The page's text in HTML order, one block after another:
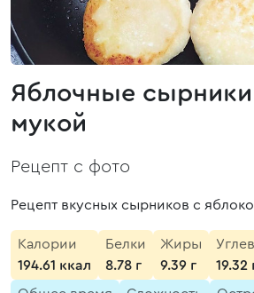
Яблочные
мукой
Рецепт с фото
Рецепт вкусных сырников с
Калории
194.61 ккал
Белки
8.78 г
Жиры
9.39 г
19.32